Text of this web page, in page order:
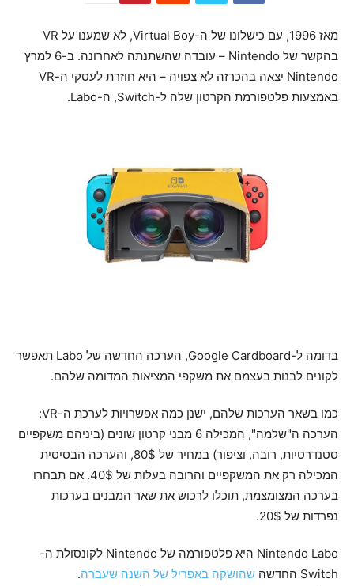
מאז 1996, עם כישלונו של ה-Virtual Boy, לא שמענו על VR
בהקשר של Nintendo – עובדה שהשתנתה לאחרונה. ב-6 למרץ
Nintendo יצאה בהכרזה לא צפויה – היא חוזרת לעסקי ה-VR
באמצעות פלטפורמת הקרטון שלה ל-Switch, ה-Labo.
בדומה ל-Google Cardboard, הערכה החדשה של Labo תאפשר
לקונים לבנות בעצמם את משקפי המציאות המדומה שלהם.
כמו בשאר הערכות שלהם, ישנן כמה אפשרויות לערכת ה-VR:
הערכה ה"שלמה", המכילה 6 מבני קרטון שונים (ביניהם משקפיים
סטנדרטיות, רובה, וציפור) במחיר של 80$, והערכה הבסיסית
המכילה רק את המשקפיים והרובה בעלות של 40$. אם תבחרו
בערכה המצומצמת, תוכלו לרכוש את שאר המבנים בערכות
נפרדות של 20$.
Nintendo Labo היא פלטפורמה של Nintendo לקונסולת ה-
Switch החדשה
שהושקה באפריל של השנה שעברה.